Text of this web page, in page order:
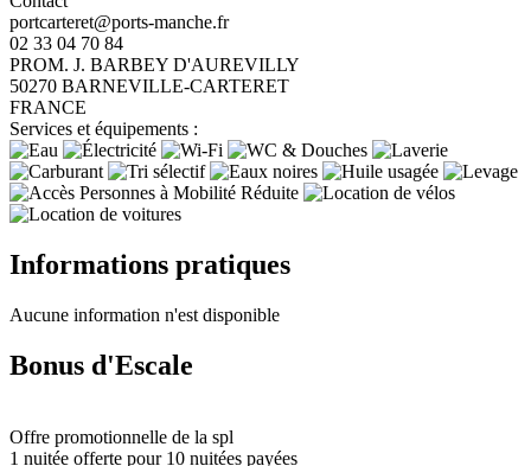
portcarteret@ports-manche.fr
02 33 04 70 84
PROM. J. BARBEY D'AUREVILLY
50270 BARNEVILLE-CARTERET
FRANCE
Services et équipements :
Informations pratiques
Aucune information n'est disponible
Bonus d'Escale
Offre promotionnelle de la spl
1 nuitée offerte pour 10 nuitées payées